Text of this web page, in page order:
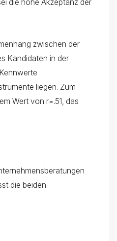
die hohe Akzeptanz der
zwischen der
Kandidaten in der
liegen. Zum
Wert von r=.51, das
die beiden